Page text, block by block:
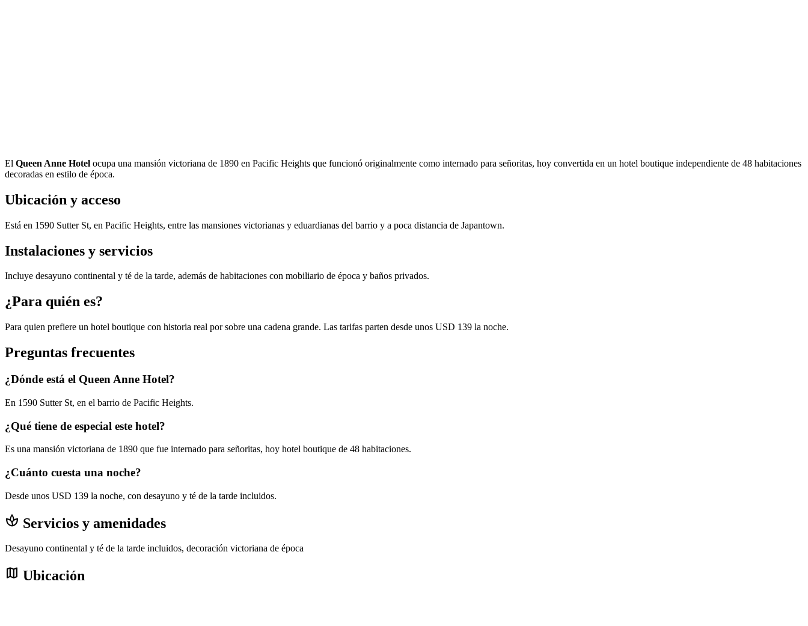
El Queen Anne Hotel ocupa una mansión victoriana de 1890 en Pacific Heights que funcionó originalmente como internado para señoritas, hoy convertida en un hotel boutique independiente de 48 habitaciones
decoradas en estilo de época.
Ubicación y acceso
Está en 1590 Sutter St, en Pacific Heights, entre las mansiones victorianas y eduardianas del barrio y a poca distancia de Japantown.
Instalaciones y servicios
Incluye desayuno continental y té de la tarde, además de habitaciones con mobiliario de época y baños privados.
¿Para quién es?
Para quien prefiere un hotel boutique con historia real por sobre una cadena grande. Las tarifas parten desde unos USD 139 la noche.
Preguntas frecuentes
¿Dónde está el Queen Anne Hotel?
En 1590 Sutter St, en el barrio de Pacific Heights.
¿Qué tiene de especial este hotel?
Es una mansión victoriana de 1890 que fue internado para señoritas, hoy hotel boutique de 48 habitaciones.
¿Cuánto cuesta una noche?
Desde unos USD 139 la noche, con desayuno y té de la tarde incluidos.
spa Servicios y amenidades
Desayuno continental y té de la tarde incluidos, decoración victoriana de época
map Ubicación